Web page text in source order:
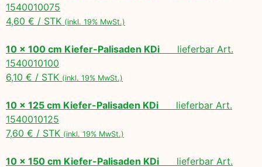
1540010075
4,60 € / STK (inkl. 19% MwSt.)
10 x 100 cm Kiefer-Palisaden KDi lieferbar Art.
1540010100
6,10 € / STK (inkl. 19% MwSt.)
10 x 125 cm Kiefer-Palisaden KDi lieferbar Art.
1540010125
7,60 € / STK (inkl. 19% MwSt.)
10 x 150 cm Kiefer-Palisaden KDi lieferbar Art.